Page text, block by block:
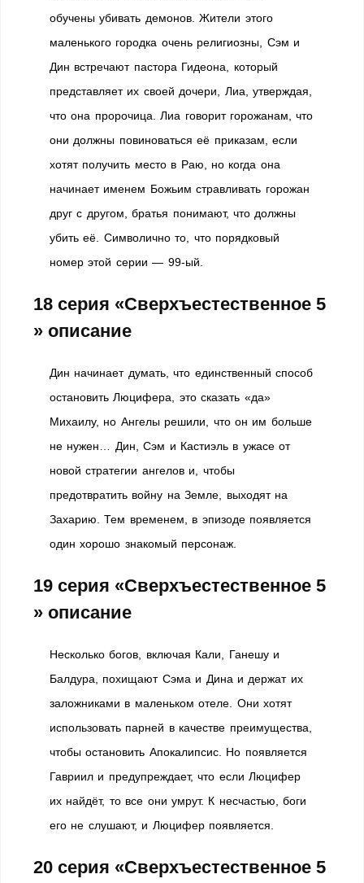
обучены убивать демонов. Жители этого
маленького городка очень религиозны, Сэм и
Дин встречают пастора Гидеона, который
представляет их своей дочери, Лиа, утверждая,
что она пророчица. Лиа говорит горожанам, что
они должны повиноваться её приказам, если
хотят получить место в Раю, но когда она
начинает именем Божьим стравливать горожан
друг с другом, братья понимают, что должны
убить её. Символично то, что порядковый
номер этой серии — 99-ый.
18 серия «Сверхъестественное 5
» описание
Дин начинает думать, что единственный способ
остановить Люцифера, это сказать «да»
Михаилу, но Ангелы решили, что он им больше
не нужен… Дин, Сэм и Кастиэль в ужасе от
новой стратегии ангелов и, чтобы
предотвратить войну на Земле, выходят на
Захарию. Тем временем, в эпизоде появляется
один хорошо знакомый персонаж.
19 серия «Сверхъестественное 5
» описание
Несколько богов, включая Кали, Ганешу и
Балдура, похищают Сэма и Дина и держат их
заложниками в маленьком отеле. Они хотят
использовать парней в качестве преимущества,
чтобы остановить Апокалипсис. Но появляется
Гавриил и предупреждает, что если Люцифер
их найдёт, то все они умрут. К несчастью, боги
его не слушают, и Люцифер появляется.
20 серия «Сверхъестественное 5